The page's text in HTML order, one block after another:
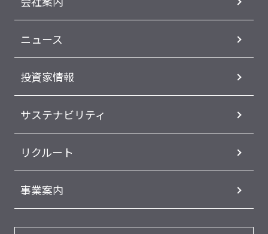
ニュース
投資家情報
サステナビリティ
リクルート
事業案内